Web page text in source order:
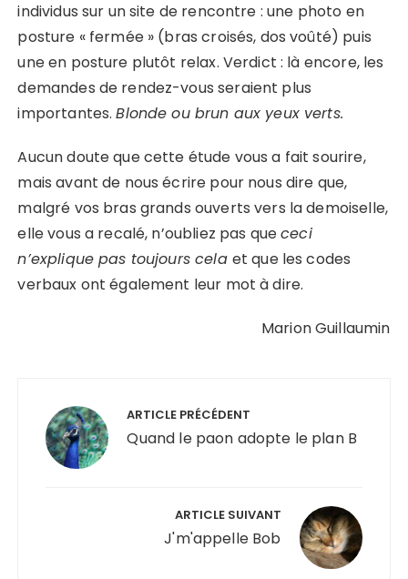
individus sur un site de rencontre : une photo en
posture « fermée » (bras croisés, dos voûté) puis
une en posture plutôt relax. Verdict : là encore, les
demandes de rendez-vous seraient plus
importantes.Blonde ou brun aux yeux verts.
Aucun doute que cette étude vous a fait sourire,
mais avant de nous écrire pour nous dire que,
malgré vos bras grands ouverts vers la demoiselle,
elle vous a recalé, n’oubliez pas quececi
n’explique pas toujours cela et que les codes
verbaux ont également leur mot à dire.
Marion Guillaumin
l’article
ARTICLE PRÉCÉDENT
Quand le paon adopte le plan B
ARTICLE SUIVANT
J'm'appelle Bob